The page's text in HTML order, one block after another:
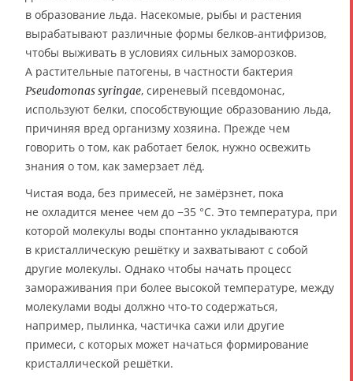
в образование льда. Насекомые, рыбы и растения
вырабатывают различные формы белков-антифризов,
чтобы выживать в условиях сильных заморозков.
А растительные патогены, в частности бактерия
Pseudomonas syringae, сиреневый псевдомонас,
используют белки, способствующие образованию льда,
причиняя вред организму хозяина. Прежде чем
говорить о том, как работает белок, нужно освежить
знания о том, как замерзает лёд.
Чистая вода, без примесей, не замёрзнет, пока
не охладится менее чем до −35 °C. Это температура, при
которой молекулы воды спонтанно укладываются
в кристаллическую решётку и захватывают с собой
другие молекулы. Однако чтобы начать процесс
замораживания при более высокой температуре, между
молекулами воды должно что-то содержаться,
например, пылинка, частичка сажи или другие
примеси, с которых может начаться формирование
кристаллической решётки.